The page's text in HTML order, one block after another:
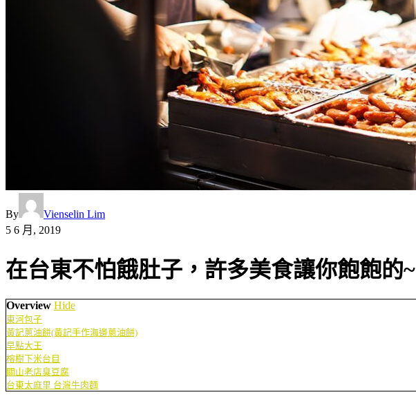
By
Vienselin Lim
5 6 月, 2019
在台東不怕餓肚子，許多美食讓你飽飽的~
Overview Hide
東河包子
黃記蔥油餅(黃記手作海邊蔥油餅)
早點大王
榕樹下米台目
關山老店臭豆腐
台東太麻里 台灣牛肉麵